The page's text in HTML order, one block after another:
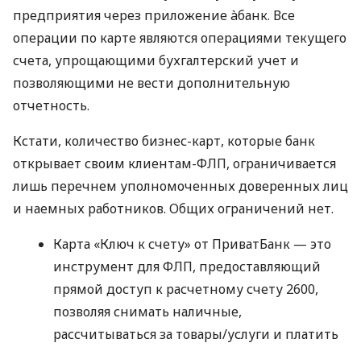
предприятия через приложение àбанк. Все
операции по карте являются операциями текущего
счета, упрощающими бухгалтерский учет и
позволяющими не вести дополнительную
отчетность.
Кстати, количество бизнес-карт, которые банк
открывает своим клиентам-ФЛП, ограничивается
лишь перечнем уполномоченных доверенных лиц
и наемных работников. Общих ограничений нет.
Карта «Ключ к счету» от ПриватБанк — это
инструмент для ФЛП, предоставляющий
прямой доступ к расчетному счету 2600,
позволяя снимать наличные,
рассчитываться за товары/услуги и платить